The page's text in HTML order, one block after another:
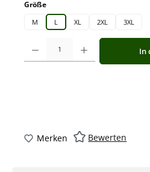
Größeauswählen
M L XL 2XL 3XL
Produkt Anzahl: Gib den
In
Merken Bewerten